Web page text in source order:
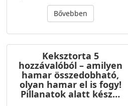
Bővebben
Keksztorta 5
hozzávalóból – amilyen
hamar összedobható,
olyan hamar el is fogy!
Pillanatok alatt kész…